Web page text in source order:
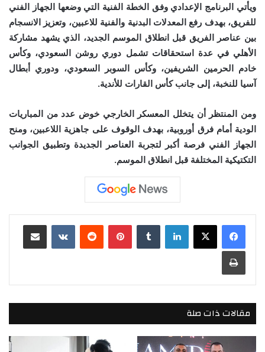
ويأتي البرنامج الإعدادي وفق الخطة الفنية التي وضعها الجهاز الفني
للفريق، بهدف رفع المعدلات البدنية والفنية للاعبين، وتعزيز الانسجام
بين عناصر الفريق قبل انطلاق الموسم الجديد، الذي يشهد مشاركة
الأهلي في عدة استحقاقات تشمل دوري روشن السعودي، وكأس
خادم الحرمين الشريفين، وكأس السوبر السعودي، ودوري أبطال
آسيا للنخبة، إلى جانب كأس القارات للأندية.
ومن المنتظر أن يتخلل المعسكر الخارجي خوض عدد من المباريات
الودية أمام فرق أوروبية، بهدف الوقوف على جاهزية اللاعبين، ومنح
الجهاز الفني فرصة أكبر لتجربة العناصر الجديدة وتطبيق الجوانب
التكتيكية المختلفة قبل انطلاق الموسم.
لينكدإن بينتيريست مشاركة عبر البريد
طباعة
مقالات ذات صلة